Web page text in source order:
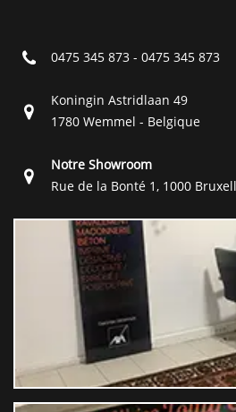
0475 345 873 - 0475 345 873
Koningin Astridlaan 49
1780 Wemmel - Belgique
Notre Showroom
Rue de la Bonté 1, 1000